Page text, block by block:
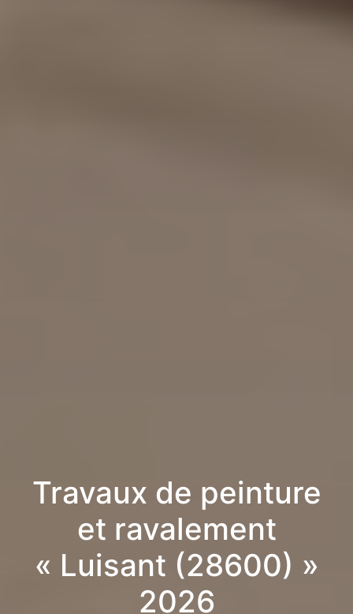
Travaux de peinture
et ravalement
« Luisant (28600) »
2026